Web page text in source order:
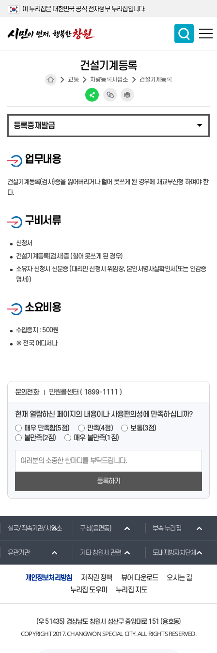
이 누리집은 대한민국 공식 전자정부 누리집입니다.
교통 차량등록사업소 건설기계등록
건설기계등록
등록증재발급
업무내용
건설기계등록(검사)증을 잃어버리거나 헐어 못쓰게 된 경우에 재교부신청 하여야 한
다.
구비서류
신청서
건설기계등록(검사)증 (헐어 못쓰게 된 경우)
소유자 신청시 신분증 (대리인 신청시 위임장, 본인서명사실확인서(또는 인감증
명서))
소요비용
수입증지 : 500원
※ 전국 어디서나
문의전화 민원콜센터 ( 1899-1111 )
현재 열람하신 페이지의 내용이나 사용편의성에 만족하십니까?
매우 만족함(5점) 만족(4점)
보통(3점)
불만족(2점)
매우 불만족(1점)
등록하기
실국/직속기관/사업소 구청(읍면동) 부속 누리집
유관기관 기타 창원시 관련 도내지방자치단체
개인정보처리방침 저작권 정책 뷰어 다운로드
오시는 길
누리집 도우미
누리집 지도
(우 51435) 경상남도 창원시 성산구 중앙대로 151 (용호동)
COPYRIGHT 2017. CHANGWON SPECIAL CITY. ALL RIGHTS RESERVED.